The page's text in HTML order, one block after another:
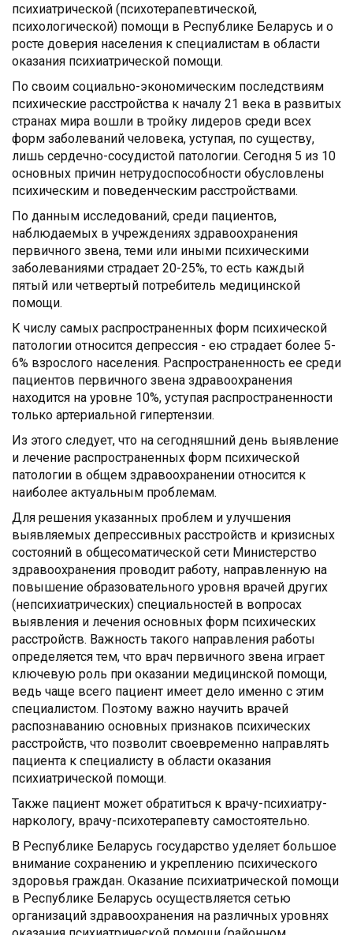
психиатрической (психотерапевтической,
психологической) помощи в Республике Беларусь и о
росте доверия населения к специалистам в области
оказания психиатрической помощи.
По своим социально-экономическим последствиям
психические расстройства к началу 21 века в развитых
странах мира вошли в тройку лидеров среди всех
форм заболеваний человека, уступая, по существу,
лишь сердечно-сосудистой патологии. Сегодня 5 из 10
основных причин нетрудоспособности обусловлены
психическим и поведенческим расстройствами.
По данным исследований, среди пациентов,
наблюдаемых в учреждениях здравоохранения
первичного звена, теми или иными психическими
заболеваниями страдает 20-25%, то есть каждый
пятый или четвертый потребитель медицинской
помощи.
К числу самых распространенных форм психической
патологии относится депрессия - ею страдает более 5-
6% взрослого населения. Распространенность ее среди
пациентов первичного звена здравоохранения
находится на уровне 10%, уступая распространенности
только артериальной гипертензии.
Из этого следует, что на сегодняшний день выявление
и лечение распространенных форм психической
патологии в общем здравоохранении относится к
наиболее актуальным проблемам.
Для решения указанных проблем и улучшения
выявляемых депрессивных расстройств и кризисных
состояний в общесоматической сети Министерство
здравоохранения проводит работу, направленную на
повышение образовательного уровня врачей других
(непсихиатрических) специальностей в вопросах
выявления и лечения основных форм психических
расстройств. Важность такого направления работы
определяется тем, что врач первичного звена играет
ключевую роль при оказании медицинской помощи,
ведь чаще всего пациент имеет дело именно с этим
специалистом. Поэтому важно научить врачей
распознаванию основных признаков психических
расстройств, что позволит своевременно направлять
пациента к специалисту в области оказания
психиатрической помощи.
Также пациент может обратиться к врачу-психиатру-
наркологу, врачу-психотерапевту самостоятельно.
В Республике Беларусь государство уделяет большое
внимание сохранению и укреплению психического
здоровья граждан. Оказание психиатрической помощи
в Республике Беларусь осуществляется сетью
организаций здравоохранения на различных уровнях